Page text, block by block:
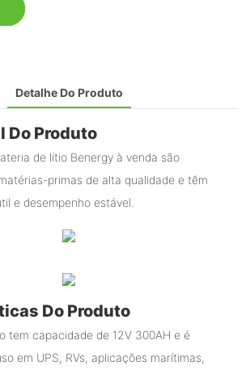
Detalhe Do Produto
Do Produto
de lítio Benergy à venda são
primas de alta qualidade e têm
e desempenho estável.
Do Produto
tem capacidade de 12V 300AH e é
em UPS, RVs, aplicações marítimas,